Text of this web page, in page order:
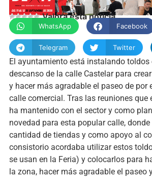
Valora esta noticia
WhatsApp Facebook
Telegram Twitter
El ayuntamiento está instalando toldos
descanso de la calle Castelar para
y hacer más agradable el paseo de por
calle comercial. Tras las reuniones que
ha mantenido con el sector y como
novedad para esta popular calle,
cantidad de tiendas y como apoyo al
consistorio acordaba utilizar estos
se usan en la Feria) y colocarlos para
la zona, hacer más agradable el paseo